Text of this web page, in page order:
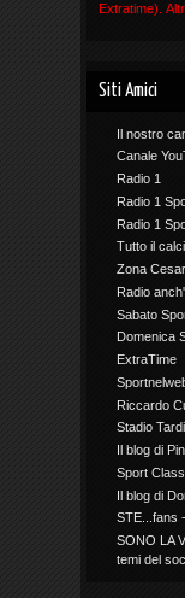
Extratime).
Siti Amici
Il nostro
Canale
Radio 1
Radio 1
Radio 1
Tutto il
Zona
Radio
Sabato
Domenica
ExtraTime
Riccardo
Stadio
Il blog di
Sport
Il blog di
STE...fans
SONO LA
temi del